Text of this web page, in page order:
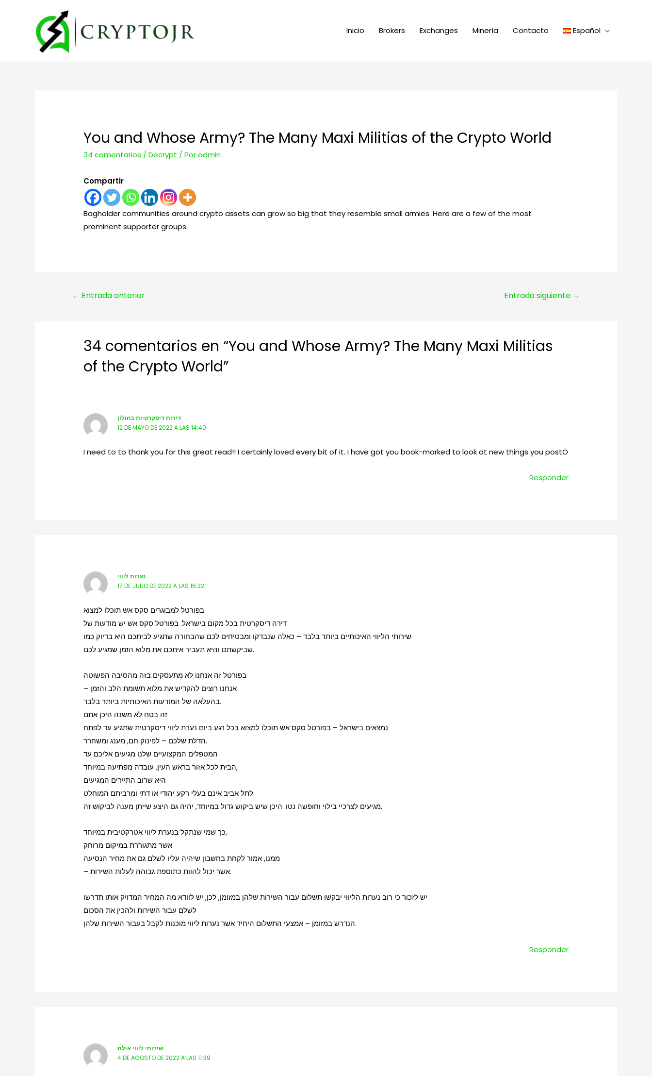
Inicio Brokers Exchanges Minería Contacto Español
You and Whose Army? The Many Maxi Militias of the Crypto World
34 comentarios /Decrypt / Poradmin
Compartir
Bagholder communities around crypto assets can grow so big that they resemble small armies. Here are a few of the most
prominent supporter groups.
Navegación
entradas
← Entrada anterior Entrada siguiente →
34 comentarios en “You and Whose Army? The Many Maxi Militias
of the Crypto World”
דירות דיסקרטיות בחולון
12 DE MAYO DE 2022 A LAS 14:40
I need to to thank you for this great read!! I certainly loved every bit of it. I have got you book-marked to look at new things you postÖ
Responder
נערות ליווי
17 DE JULIO DE 2022 A LAS 16:32
בפורטל למבוגרים סקס אש תוכלו למצוא
דירה דיסקרטית בכל מקום בישראל. בפורטל סקס אש יש מודעות של
שירותי הליווי האיכותיים ביותר בלבד – כאלה שנבדקו ומבטיחים לכם שהבחורה שתגיע לביתכם היא בדיוק כמו
שביקשתם והיא תעביר איתכם את מלוא הזמן שמגיע לכם.
בפורטל זה אנחנו לא מתעסקים בזה מהסיבה הפשוטה
– אנחנו רוצים להקדיש את מלוא תשומת הלב והזמן
בהעלאה של המודעות האיכותיות ביותר בלבד.
זה בטח לא משנה היכן אתם
נמצאים בישראל – בפורטל סקס אש תוכלו למצוא בכל רגע ביום נערת ליווי דיסקרטית שתגיע עד לפתח
הדלת שלכם – לפינוק חם, מענג ומשחרר.
המטפלים המקצועיים שלנו מגיעים אליכם עד
הבית לכל אזור בראש העין. עובדה מפתיעה במיוחד,
היא שרוב התיירים המגיעים
לתל אביב אינם בעלי רקע יהודי או דתי ומרביתם המוחלט
מגיעים לצרכיי בילוי וחופשה נטו. היכן שיש ביקוש גדול במיוחד, יהיה גם היצע שייתן מענה לביקוש זה.
כך שמי שנתקל בנערת ליווי אטרקטיבית במיוחד,
אשר מתגוררת במיקום מרוחק
ממנו, אמור לקחת בחשבון שיהיה עליו לשלם גם את מחיר הנסיעה
– אשר יכול להוות כתוספת גבוהה לעלות השירות.
יש לזכור כי רוב נערות הליווי יבקשו תשלום עבור השירות שלהן במזומן, לכן, יש לוודא מה המחיר המדויק אותו תדרשו
לשלם עבור השירות ולהכין את הסכום
הנדרש במזומן – אמצעי התשלום היחיד אשר נערות ליווי מוכנות לקבל בעבור השירות שלהן.
Responder
שירותי ליווי אילת
4 DE AGOSTO DE 2022 A LAS 11:39